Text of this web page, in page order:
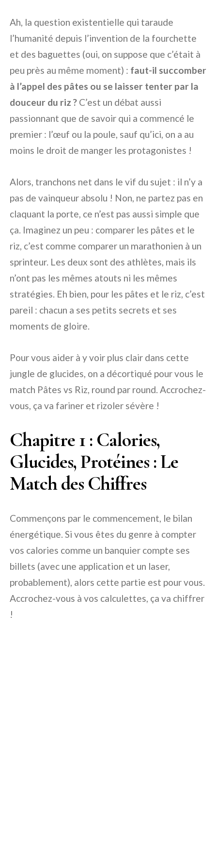
Ah, la question existentielle qui taraude
l’humanité depuis l’invention de la fourchette
et des baguettes (oui, on suppose que c’était à
peu près au même moment) : faut-il succomber
à l’appel des pâtes ou se laisser tenter par la
douceur du riz ? C’est un débat aussi
passionnant que de savoir qui a commencé le
premier : l’œuf ou la poule, sauf qu’ici, on a au
moins le droit de manger les protagonistes !
Alors, tranchons net dans le vif du sujet : il n’y a
pas de vainqueur absolu ! Non, ne partez pas en
claquant la porte, ce n’est pas aussi simple que
ça. Imaginez un peu : comparer les pâtes et le
riz, c’est comme comparer un marathonien à un
sprinteur. Les deux sont des athlètes, mais ils
n’ont pas les mêmes atouts ni les mêmes
stratégies. Eh bien, pour les pâtes et le riz, c’est
pareil : chacun a ses petits secrets et ses
moments de gloire.
Pour vous aider à y voir plus clair dans cette
jungle de glucides, on a décortiqué pour vous le
match Pâtes vs Riz, round par round. Accrochez-
vous, ça va fariner et rizoler sévère !
Chapitre 1 : Calories,
Glucides, Protéines : Le
Match des Chiffres
Commençons par le commencement, le bilan
énergétique. Si vous êtes du genre à compter
vos calories comme un banquier compte ses
billets (avec une application et un laser,
probablement), alors cette partie est pour vous.
Accrochez-vous à vos calculettes, ça va chiffrer
!